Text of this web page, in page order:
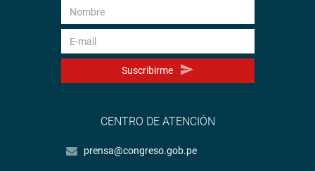
Suscribirme
CENTRO DE ATENCIÓN
prensa@congreso.gob.pe